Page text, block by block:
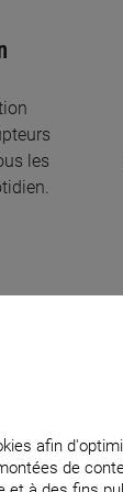
les
et la
afin
de